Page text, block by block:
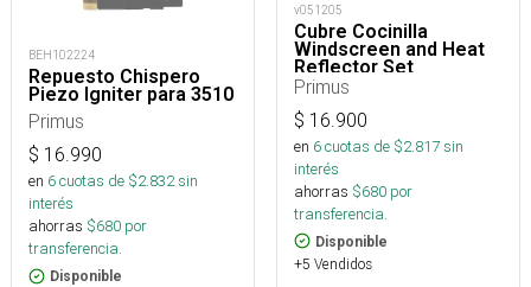
BEH102224
Repuesto Chispero
Piezo Igniter para 3510
Primus
$ 16.990
en 6cuotas de $2.832sin
interés
ahorras $680 por
transferencia.
Disponible
v051205
Cubre Cocinilla
Windscreen and Heat
Reflector Set
Primus
$ 16.900
en 6cuotas de $2.817sin
interés
ahorras $680 por
transferencia.
Disponible
+5 Vendidos